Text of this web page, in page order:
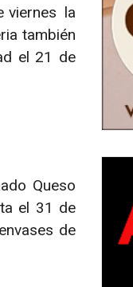
viernes la
también
el 21 de
Queso
el 31 de
de